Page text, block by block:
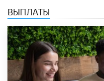
ВЫПЛАТЫ